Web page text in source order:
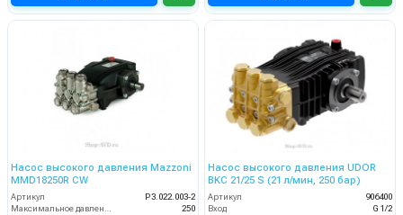
Насос высокого давления Mazzoni
MMD18250R CW
Артикул
P3.022.003-2
Максимальное давление (бар)
250
Насос высокого давления UDOR
BKC 21/25 S (21 л/мин, 250 бар)
Артикул
906400
Вход
G 1/2